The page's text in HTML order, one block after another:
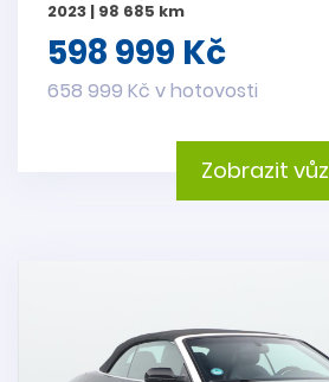
2023 | 98 685 km
598 999 Kč
658 999 Kč v hotovosti
Zobrazit vůz